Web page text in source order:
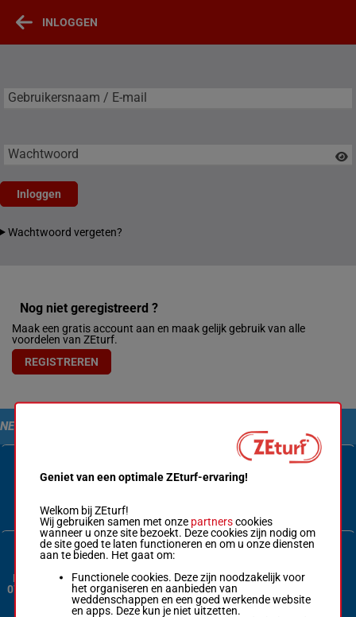
INLOGGEN
Gebruikersnaam / E-mail
Wachtwoord
Inloggen
Wachtwoord vergeten?
Nog niet geregistreerd ?
Maak een gratis account aan en maak gelijk gebruik van alle
voordelen van ZEturf.
REGISTREREN
NEEM CONTACT MET ONS OP
Nederland:
070 3380 365
Geniet van een optimale ZEturf-ervaring!
Welkom bij ZEturf!
Wij gebruiken samen met onze partnerscookies
wanneer u onze site bezoekt. Deze cookies zijn nodig om
de site goed te laten functioneren en om u onze diensten
aan te bieden. Het gaat om:
Functionele cookies. Deze zijn noodzakelijk voor
het organiseren en aanbieden van
weddenschappen en een goed werkende website
en apps. Deze kun je niet uitzetten.